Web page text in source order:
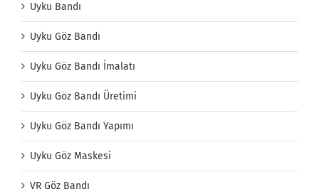
Uyku Bandı
Uyku Göz Bandı
Uyku Göz Bandı İmalatı
Uyku Göz Bandı Üretimi
Uyku Göz Bandı Yapımı
Uyku Göz Maskesi
VR Göz Bandı